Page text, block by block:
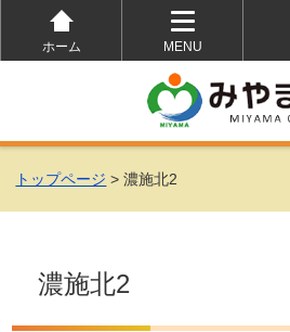
ホーム
MENU
を
開
く
トップページ > 濃施北2
濃施北2